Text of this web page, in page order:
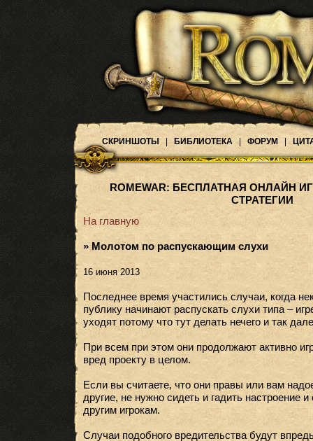
СКРИНШОТЫ БИБЛИОТЕКА ФОРУМ
ROMEWAR: БЕСПЛАТНАЯ ОНЛАЙН
СТРАТЕГИИ
На главную
» Молотом по распускающим слухи
16 июня 2013
Последнее время участились случаи, когда
публику начинают распускать слухи типа –
уходят потому что тут делать нечего и так
При всем при этом они продолжают активно
вред проекту в целом.
Если вы считаете, что они правы или вам
другие, не нужно сидеть и гадить настроение
другим игрокам.
Случаи подобного вредительства будут